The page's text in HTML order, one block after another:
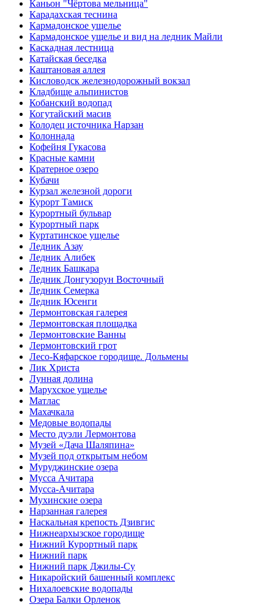
Каньон "Чёртова мельница"
Карадахская теснина
Кармадонское ущелье
Кармадонское ущелье и вид на ледник Майли
Каскадная лестница
Катайская беседка
Каштановая аллея
Кисловодск железнодорожный вокзал
Кладбище альпинистов
Кобанский водопад
Когутайский масив
Колодец источника Нарзан
Колоннада
Кофейня Гукасова
Красные камни
Кратерное озеро
Кубачи
Курзал железной дороги
Курорт Тамиск
Курортный бульвар
Курортный парк
Куртатинское ущелье
Ледник Азау
Ледник Алибек
Ледник Башкара
Ледник Донгузорун Восточный
Ледник Семерка
Ледник Юсенги
Лермонтовская галерея
Лермонтовская площадка
Лермонтовские Ванны
Лермонтовский грот
Лесо-Кяфарское городище. Дольмены
Лик Христа
Лунная долина
Марухское ущелье
Матлас
Махачкала
Медовые водопады
Место дуэли Лермонтова
Музей «Дача Шаляпина»
Музей под открытым небом
Муруджинские озера
Мусса Ачитара
Мусса-Ачитара
Мухинские озера
Нарзанная галерея
Наскальная крепость Дзивгис
Нижнеархызское городище
Нижний Курортный парк
Нижний парк
Нижний парк Джилы-Су
Никаройский башенный комплекс
Нихалоевские водопады
Озера Балки Орленок